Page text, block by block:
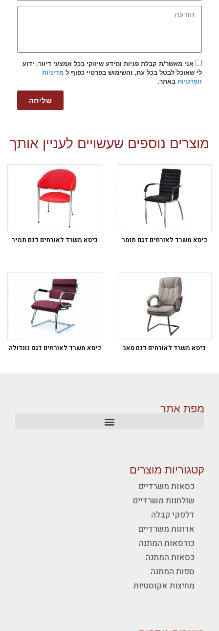
אני מאשר/ת קבלת פניות ומידע שיווקי בכל אמצעי דיוור. ידוע
לי שאוכל לבטל בכל עת, והשימוש בפרטיי כפוף ל מדיניות
הפרטיות באתר.
שליחה
מוצרים נוספים שעשויים לעניין אותך
כיסא משרד לאורחים דגם תומר כיסא משרד לאורחים דגם תמיר
כיסא משרד לאורחים דגם סאב כיסא משרד לאורחים דגם גונדולה
מפת אתר
קטגוריות מוצרים
כסאות משרדיים
שולחנות משרדיים
דלפקי קבלה
ארונות משרדיים
כורסאות המתנה
כסאות המתנה
ספות המתנה
מחיצות אקוסטיות